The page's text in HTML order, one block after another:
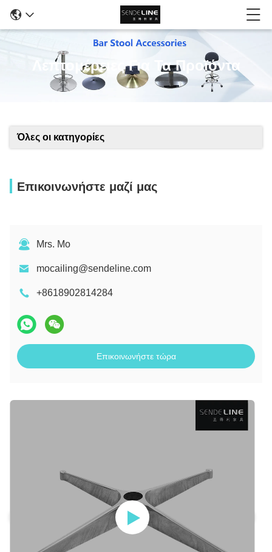
Λεπτομέρειες Για Τα Προϊόντα
Όλες οι κατηγορίες
Επικοινωνήστε μαζί μας
Mrs. Mo
mocailing@sendeline.com
+8618902814284
Επικοινωνήστε τώρα